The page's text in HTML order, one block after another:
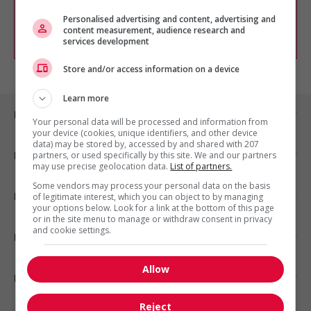
d'intérêt en emploi en vousinscrivant
comme membre Jobboom.
Emplois par ville
Emplois par secteur
Emplois par statut
Emplois par type
Nos suggestions
Personalised advertising and content, advertising and
content measurement, audience research and
services development
Store and/or access information on a device
Learn more
Your personal data will be processed and information from
your device (cookies, unique identifiers, and other device
data) may be stored by, accessed by and shared with 207
partners, or used specifically by this site. We and our partners
may use precise geolocation data. List of partners.
Some vendors may process your personal data on the basis
of legitimate interest, which you can object to by managing
your options below. Look for a link at the bottom of this page
or in the site menu to manage or withdraw consent in privacy
and cookie settings.
Allow
Reject